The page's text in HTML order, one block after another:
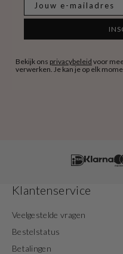
Bekijk ons privacybeleid voor
verwerken. Je kan je op elk
Klantenservice
Veelgestelde vragen
Bestelstatus
Betalingen